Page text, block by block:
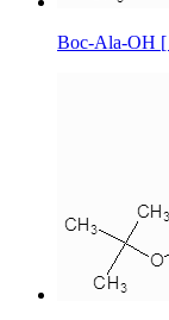
Boc-Ala-OH